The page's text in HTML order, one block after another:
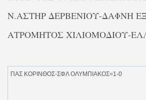
Ν.ΑΣΤΗΡ ΔΕΡΒΕΝΙΟΥ-ΔΑΦΝΗ
ΑΤΡΟΜΗΤΟΣ ΧΙΛΙΟΜΟΔΙΟΥ-
ΠΑΣ ΚΟΡΙΝΘΟΣ-ΣΦΛ ΟΛΥΜΠΙΑΚΟΣ=1-0